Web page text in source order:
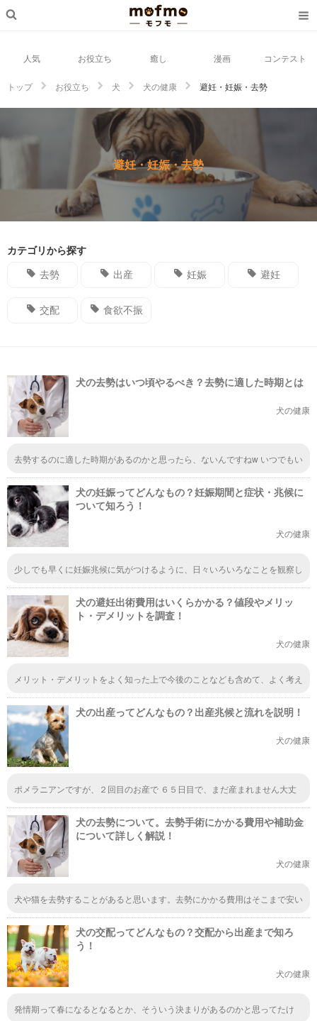
人気 お役立ち 癒し 漫画 コンテスト
トップ お役立ち 犬 犬の健康 避妊・妊娠・去勢
避妊・妊娠・去勢
カテゴリから探す
去勢
出産 妊娠 避妊
交配 食欲不振
犬の去勢はいつ頃やるべき？去勢に適した時期とは
犬の健康
去勢するのに適した時期があるのかと思ったら、ないんですねw いつでもい
いけど、何匹くらい産めば残って行くんでしょうか。
犬の妊娠ってどんなもの？妊娠期間と症状・兆候に
ついて知ろう！
犬の健康
少しでも早くに妊娠兆候に気がつけるように、日々いろいろなことを観察し
握をしておけば、少しでも変化が起きた時にいち早く気づけるはずです。
犬の避妊出術費用はいくらかかる？値段やメリッ
ト・デメリットを調査！
犬の健康
メリット・デメリットをよく知った上で今後のことなども含めて、よく考え
とまで視野に入れての検討が必要になりそうです。あとは犬の年齢も考慮に
入れなければなりませんね。犬の出産ってどんなもの？出産兆候と流れを説明！
犬の健康
ポメラニアンですが、２回目のお産で ６５日目で、まだ産まれません大丈
犬の去勢について。去勢手術にかかる費用や補助金
について詳しく解説！
犬の健康
犬や猫を去勢することがあると思います。去勢にかかる費用はそこまで安い
ね。メリットとデメリットもしっかりと把握しておいて、後悔のないように
したいですね。
犬の交配ってどんなもの？交配から出産まで知ろ
う！
犬の健康
発情期って春になるとなるとか、そういう決まりがあるのかと思ってたけ